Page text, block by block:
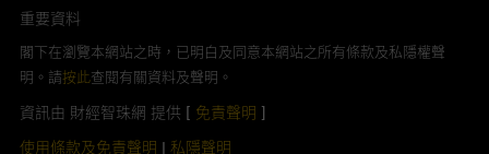
部分可經本網站連結下載的軟件程式屬於第三者的產品。閣下使
用此等屬於第三者的軟件，須自負全責。此等軟件的使用，可能
受軟件持有人訂出的使用條款約束。
亦不為資料的準確程度、完整性及合時性負上責任。
本網址由香港證券及期貨事務監察委員會註冊交易商MCL提供。MCL為
本文所提及上市股份有關的Macquarie Bank Limited (ABN 46 008
及/或流通量提供者。本網站內容僅為香港居民設計，並只供香港市民使
用，不適用於美國人或其他國家之居民。本網址提供之任何資料包括任
重要資料
閣下在瀏覽本網站之時，已明白及同意本網站之所有條款及私隱權聲
明。請按此查閱有關資料及聲明。
資訊由 財經智珠網 提供 [ 免責聲明 ]
使用條款及免責聲明 | 私隱聲明